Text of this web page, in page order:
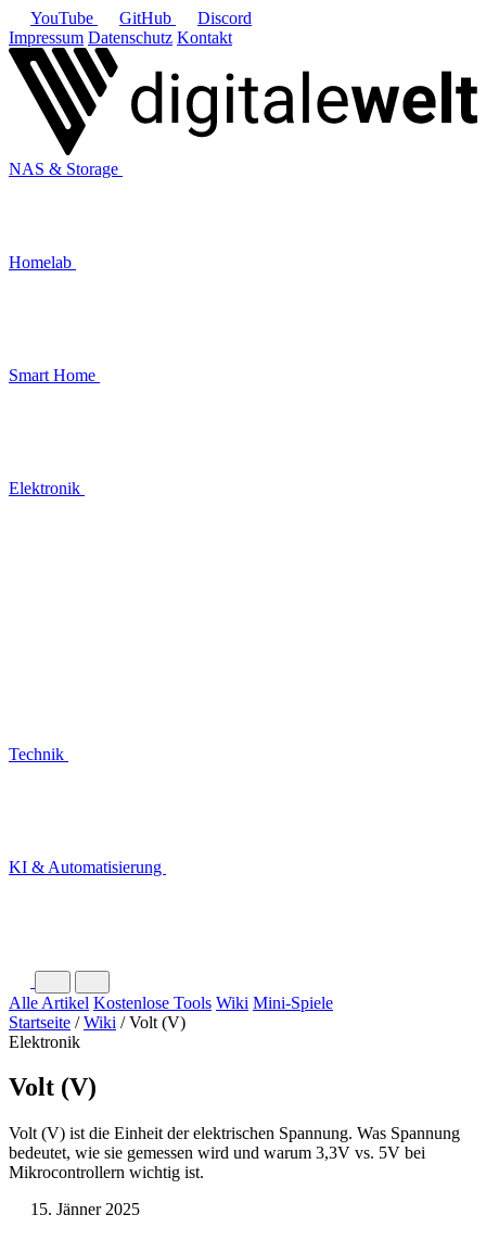
YouTube GitHub
Discord
Impressum Datenschutz Kontakt
NAS & Storage
Homelab
Smart Home
Elektronik
Technik
KI & Automatisierung
Alle Artikel Kostenlose Tools Wiki Mini-Spiele
Startseite / Wiki / Volt (V)
Elektronik
Volt (V)
Volt (V) ist die Einheit der elektrischen Spannung. Was Spannung
bedeutet, wie sie gemessen wird und warum 3,3V vs. 5V bei
Mikrocontrollern wichtig ist.
15. Jänner 2025